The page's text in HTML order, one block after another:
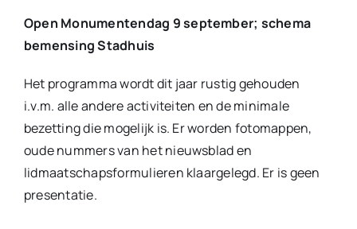
Open Monumentendag 9 september; schema
bemensing Stadhuis
Het programma wordt dit jaar rustig gehouden
i.v.m. alle andere activiteiten en de minimale
bezetting die mogelijk is. Er worden fotomappen,
oude nummers van het nieuwsblad en
lidmaatschapsformulieren klaargelegd. Er is geen
presentatie.